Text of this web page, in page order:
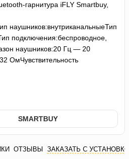
гарнитура iFLY Smartbuy,
наушников:внутриканальныеТип
подключения:беспроводное,
наушников:20 Гц — 20
ОмЧувствительность
SMARTBUY
ОТЗЫВЫ ЗАКАЗАТЬ С